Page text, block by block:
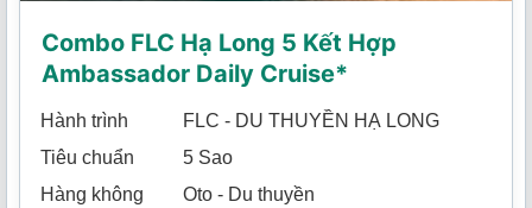
Combo FLC Hạ Long 5 Kết Hợp
Ambassador Daily Cruise*
Hành trình
FLC - DU THUYỀN HẠ LONG
Tiêu chuẩn
5 Sao
Hàng không
Oto - Du thuyền